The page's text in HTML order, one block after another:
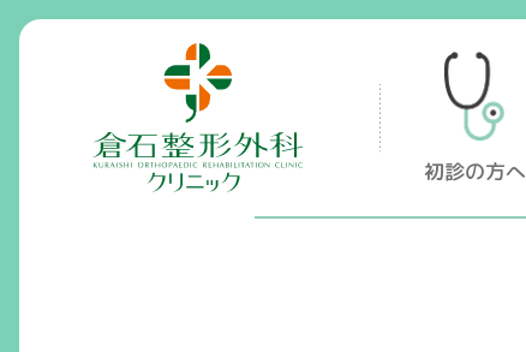
倉石整形外科クリニック
初診の方へ